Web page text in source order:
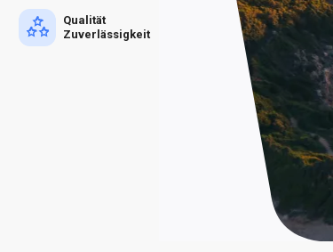
Qualität
Zuverlässigkeit